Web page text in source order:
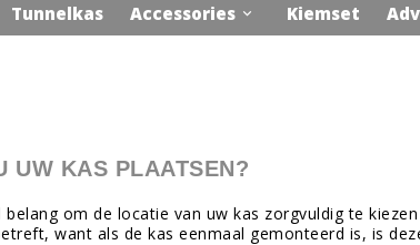
Tunnelkas 
Accessories Kiemset
UW KAS PLAATSEN?
belang om de locatie van uw kas zorgvuldig te
want als de kas eenmaal gemonteerd is, is